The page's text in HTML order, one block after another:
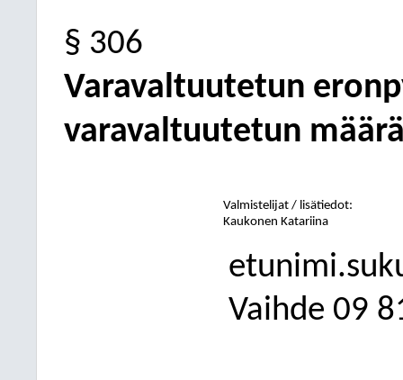
§ 306
Varavaltuutetun
varavaltuutetun
Valmistelijat / lisätiedot:
Kaukonen Katariina
Vaihde 09